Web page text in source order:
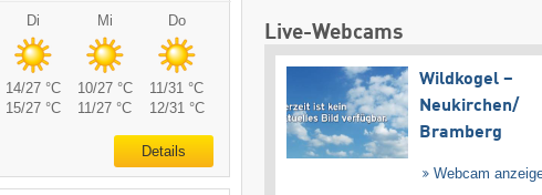
Di Mi Do
14/27 °C 10/27 °C
11/31 °C
15/27 °C 11/27 °C 12/31 °C
Details
Live-Webcams
Wildkogel –
Neukirchen/​
Bramberg
Webcam